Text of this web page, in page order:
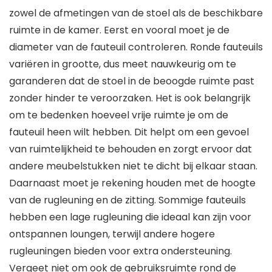
zowel de afmetingen van de stoel als de beschikbare
ruimte in de kamer. Eerst en vooral moet je de
diameter van de fauteuil controleren. Ronde fauteuils
variëren in grootte, dus meet nauwkeurig om te
garanderen dat de stoel in de beoogde ruimte past
zonder hinder te veroorzaken. Het is ook belangrijk
om te bedenken hoeveel vrije ruimte je om de
fauteuil heen wilt hebben. Dit helpt om een gevoel
van ruimtelijkheid te behouden en zorgt ervoor dat
andere meubelstukken niet te dicht bij elkaar staan.
Daarnaast moet je rekening houden met de hoogte
van de rugleuning en de zitting. Sommige fauteuils
hebben een lage rugleuning die ideaal kan zijn voor
ontspannen loungen, terwijl andere hogere
rugleuningen bieden voor extra ondersteuning.
Vergeet niet om ook de gebruiksruimte rond de